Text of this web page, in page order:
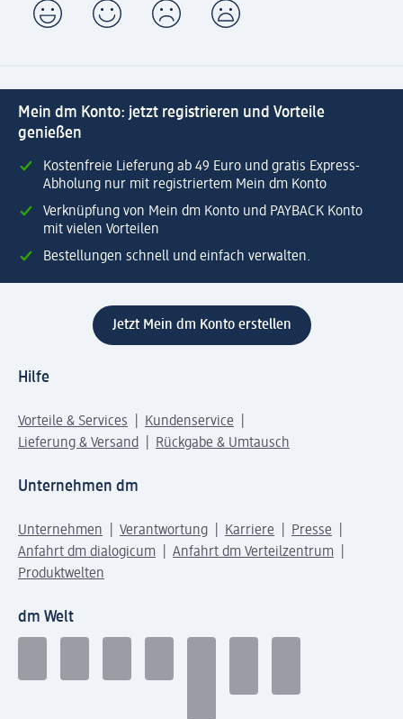
Mein dm Konto: jetzt registrieren und Vorteile
genießen
Kostenfreie Lieferung ab 49 Euro und gratis Express-
Abholung nur mit registriertem Mein dm Konto
Verknüpfung von Mein dm Konto und PAYBACK Konto
mit vielen Vorteilen
Bestellungen schnell und einfach verwalten.
Jetzt Mein dm Konto erstellen
Hilfe
Vorteile & Services
Kundenservice
Lieferung & Versand
Rückgabe & Umtausch
Unternehmen dm
Unternehmen Verantwortung Karriere
Presse
Anfahrt dm dialogicum
Anfahrt dm Verteilzentrum
Produktwelten
dm Welt